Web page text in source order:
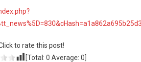
to rate this post!
[Total: 0 Average: 0